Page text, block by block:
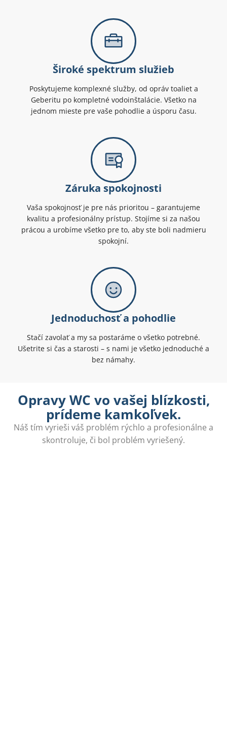
Široké spektrum služieb
Poskytujeme komplexné služby, od opráv toaliet a
Geberitu po kompletné vodoinštalácie. Všetko na
jednom mieste pre vaše pohodlie a úsporu času.
Záruka spokojnosti
Vaša spokojnosť je pre nás prioritou – garantujeme
kvalitu a profesionálny prístup. Stojíme si za našou
prácou a urobíme všetko pre to, aby ste boli nadmieru
spokojní.
Jednoduchosť a pohodlie
Stačí zavolať a my sa postaráme o všetko potrebné.
Ušetrite si čas a starosti – s nami je všetko jednoduché a
bez námahy.
Opravy WC vo vašej blízkosti,
prídeme kamkoľvek.
Náš tím vyrieši váš problém rýchlo a profesionálne a
skontroluje, či bol problém vyriešený.